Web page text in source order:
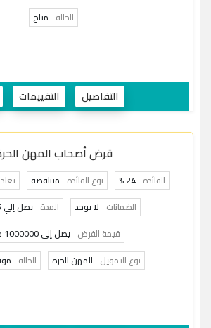
الحالة متاح
التفاصيل التقييمات
قرض أصحاب المهن
الفائدة 24 % نوع الفائدة متناقصة
الضمانات لا يوجد المدة يصل إلي 5 سنوات
قيمة القرض يصل إلي 1000000 جنيه
نوع التمويل المهن الحرة الحالة